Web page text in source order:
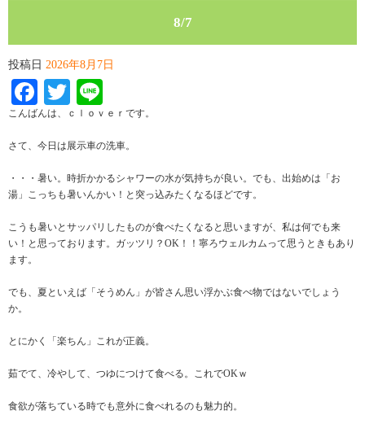
8/7
投稿日 2026年8月7日
Facebook
Twitter
こんばんは、ｃｌｏｖｅｒです。
さて、今日は展示車の洗車。
・・・暑い。時折かかるシャワーの水が気持ちが良い。でも、出始めは「お
湯」こっちも暑いんかい！と突っ込みたくなるほどです。
こうも暑いとサッパリしたものが食べたくなると思いますが、私は何でも来
い！と思っております。ガッツリ？OK！！寧ろウェルカムって思うときもあり
ます。
でも、夏といえば「そうめん」が皆さん思い浮かぶ食べ物ではないでしょう
か。
とにかく「楽ちん」これが正義。
茹でて、冷やして、つゆにつけて食べる。これでOKｗ
食欲が落ちている時でも意外に食べれるのも魅力的。